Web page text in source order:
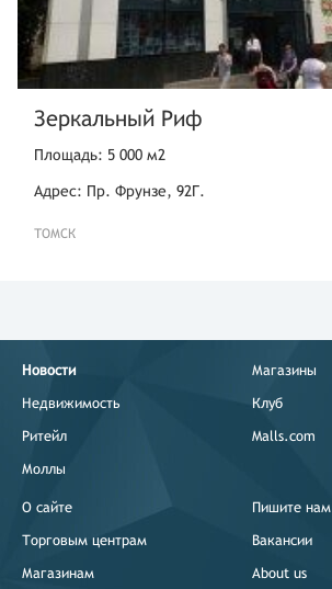
Зеркальный Риф
Площадь: 5 000 м2
Адрес: Пр. Фрунзе, 92Г.
ТОМСК
Новости
Недвижимость
Ритейл
Моллы
Магазины
Клуб
Malls.com
О сайте
Торговым центрам
Магазинам
Пишите нам
Вакансии
About us